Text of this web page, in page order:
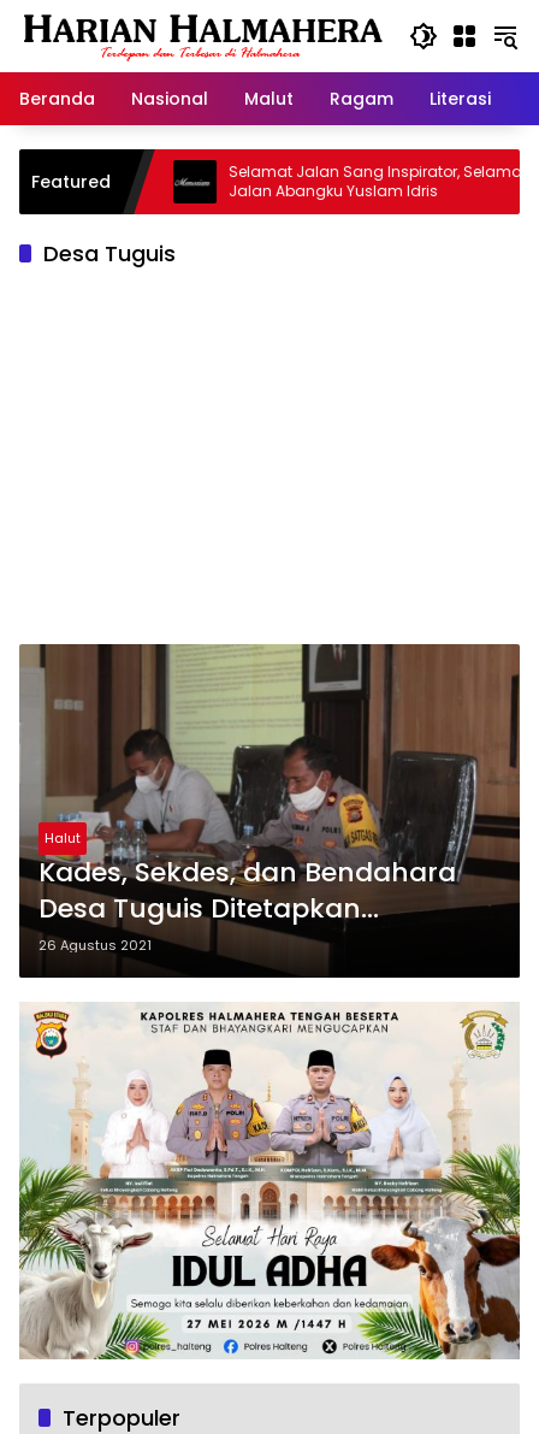
Langsung
Beranda
Nasional Malut Ragam Literasi
Featured
Warisan
Selamat Jalan Sang Inspirator, Selamat
Jalan Abangku Yuslam Idris
Desa Tuguis
Halut
Kades, Sekdes, dan Bendahara
Desa Tuguis Ditetapkan
Tersangka
26 Agustus 2021
Terpopuler